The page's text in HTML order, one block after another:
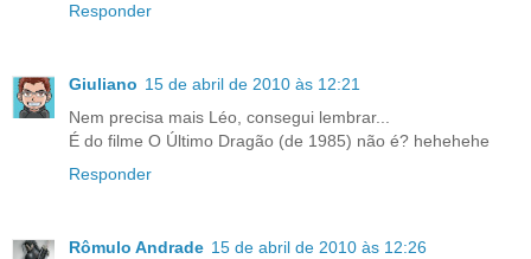
Responder
Giuliano 15 de abril de 2010 às 12:21
Nem precisa mais Léo, consegui lembrar...
É do filme O Último Dragão (de 1985) não é? hehehehe
Responder
Rômulo Andrade 15 de abril de 2010 às 12:26